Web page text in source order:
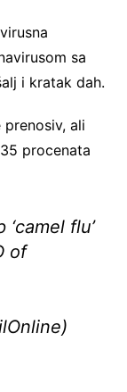
sa
i kratak dah.
ali
procenata
flu’
of